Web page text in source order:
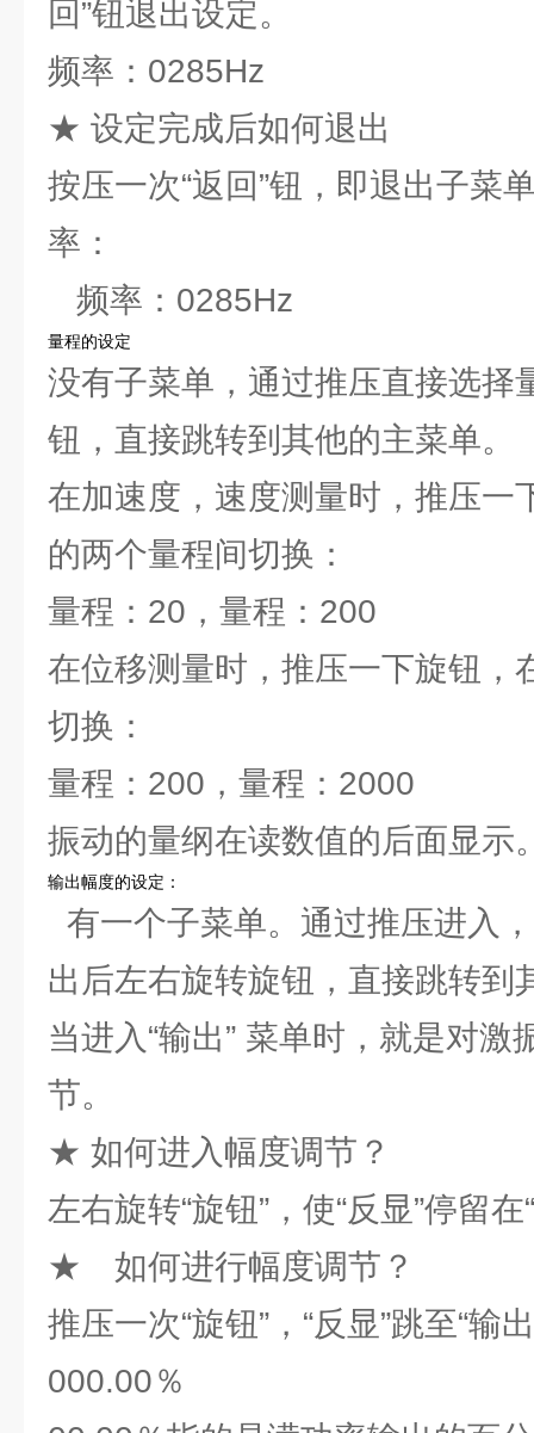
回”钮退出设定。
频率：0285Hz
★ 设定完成后如何退出
按压一次“返回”钮，即退出子菜
率：
频率：0285Hz
量程的设定
没有子菜单，通过推压直接选择
钮，直接跳转到其他的主菜单。
在加速度，速度测量时，推压一
的两个量程间切换：
量程：20，量程：200
在位移测量时，推压一下旋钮，
切换：
量程：200，量程：2000
振动的量纲在读数值的后面显示
输出幅度的设定：
有一个子菜单。通过推压进入
出后左右旋转旋钮，直接跳转到
当进入“输出” 菜单时，就是对
节。
★ 如何进入幅度调节？
左右旋转“旋钮”，使“反显”停留在
★ 如何进行幅度调节？
推压一次“旋钮”，“反显”跳至“输
000.00％